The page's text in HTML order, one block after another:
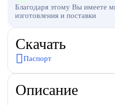
Благодаря этому Вы имеете
изготовления и поставки
Скачать
Паспорт
Описание